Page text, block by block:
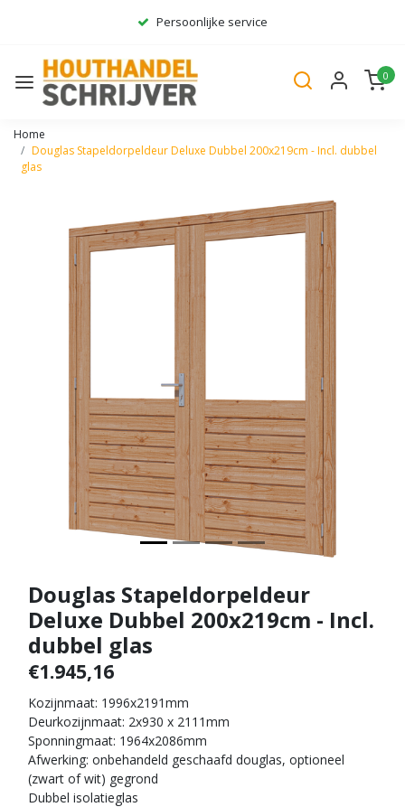
Persoonlijke service
Gratis bezorgd*
0
Home
Douglas Stapeldorpeldeur Deluxe Dubbel 200x219cm - Incl. dubbel
glas
Vorige
Douglas Stapeldorpeldeur
Deluxe Dubbel 200x219cm - Incl.
dubbel glas
€1.945,16
Kozijnmaat: 1996x2191mm
Deurkozijnmaat: 2x930 x 2111mm
Sponningmaat: 1964x2086mm
Afwerking: onbehandeld geschaafd douglas, optioneel
(zwart of wit) gegrond
Dubbel isolatieglas